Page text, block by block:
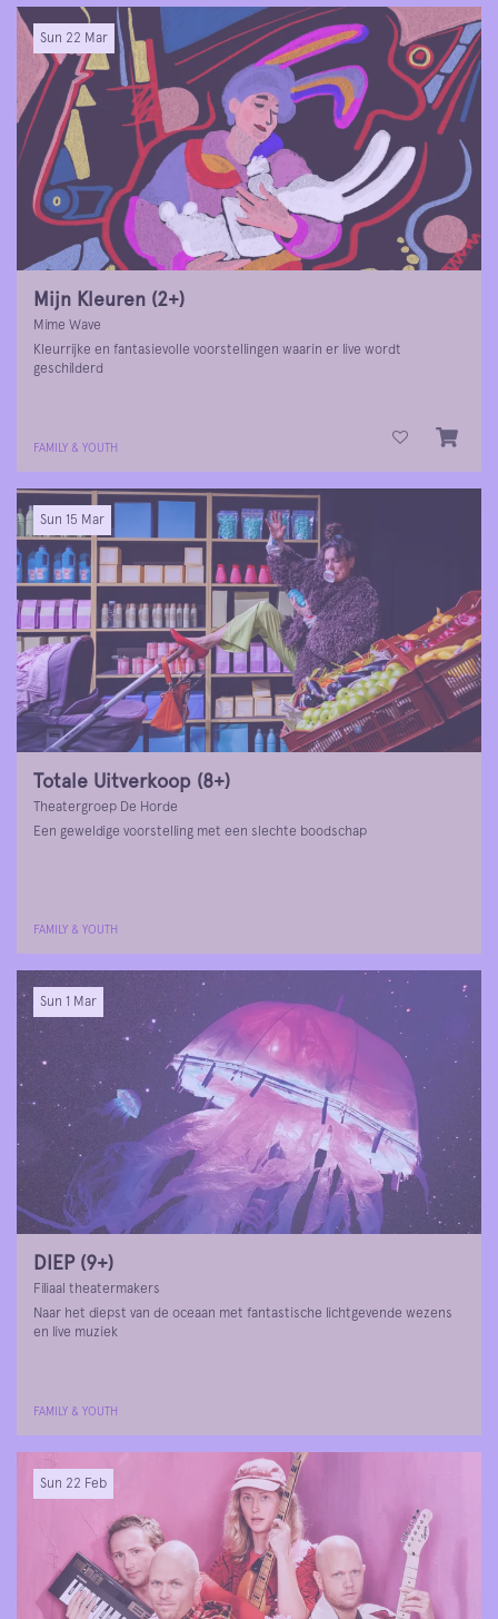
Mijn Kleuren (2+)
Mime Wave
Kleurrijke en fantasievolle voorstellingen waarin er live wordt
geschilderd
Sun 22 Mar
FAMILY & YOUTH
Totale Uitverkoop (8+)
Theatergroep De Horde
Een geweldige voorstelling met een slechte boodschap
Sun 15 Mar
FAMILY & YOUTH
DIEP (9+)
Filiaal theatermakers
Naar het diepst van de oceaan met fantastische lichtgevende wezens
en live muziek
Sun 1 Mar
FAMILY & YOUTH
Sun 22 Feb